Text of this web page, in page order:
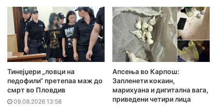
Тинејџери „ловци на
педофили“ претепаа маж до
смрт во Пловдив
09.08.2026 13:58
Апсења во Карпош:
Запленети кокаин,
марихуана и дигитална вага,
приведени четири лица